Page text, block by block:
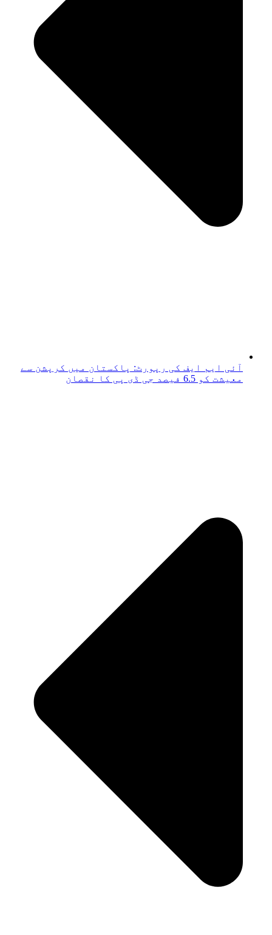
آئی ایم ایف کی رپورٹ: پاکستان میں کرپشن سے
معیشت کو 6.5 فیصد جی ڈی پی کا نقصان